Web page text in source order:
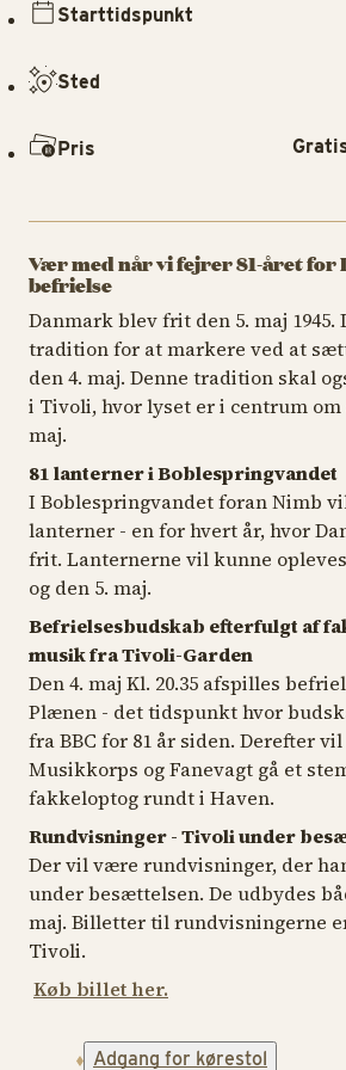
Vær med når vi fejrer 81-året for
befrielse
Danmark blev frit den 5. maj 1945.
tradition for at markere ved at
den 4. maj. Denne tradition skal
i Tivoli, hvor lyset er i centrum om
maj.
81 lanterner i Boblespringvandet
I Boblespringvandet foran Nimb
lanterner - en for hvert år, hvor
frit. Lanternerne vil kunne
og den 5. maj.
Befrielsesbudskab efterfulgt af
musik fra Tivoli-Garden
Den 4. maj Kl. 20.35 afspilles
Plænen - det tidspunkt hvor
fra BBC for 81 år siden. Derefter
Musikkorps og Fanevagt gå et
fakkeloptog rundt i Haven.
Rundvisninger - Tivoli under
Der vil være rundvisninger, der
under besættelsen. De udbydes
maj. Billetter til rundvisningerne
Tivoli.
Køb billet her.
Adgang for kørestol
Starttidspunkt
Sted
Pris